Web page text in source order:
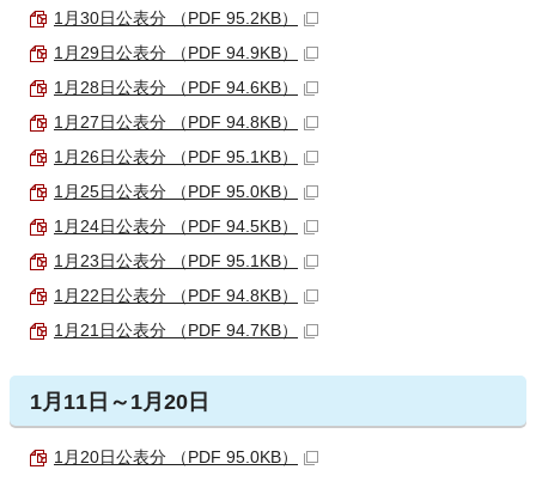
1月30日公表分 （PDF 95.2KB）
1月29日公表分 （PDF 94.9KB）
1月28日公表分 （PDF 94.6KB）
1月27日公表分 （PDF 94.8KB）
1月26日公表分 （PDF 95.1KB）
1月25日公表分 （PDF 95.0KB）
1月24日公表分 （PDF 94.5KB）
1月23日公表分 （PDF 95.1KB）
1月22日公表分 （PDF 94.8KB）
1月21日公表分 （PDF 94.7KB）
1月11日～1月20日
1月20日公表分 （PDF 95.0KB）